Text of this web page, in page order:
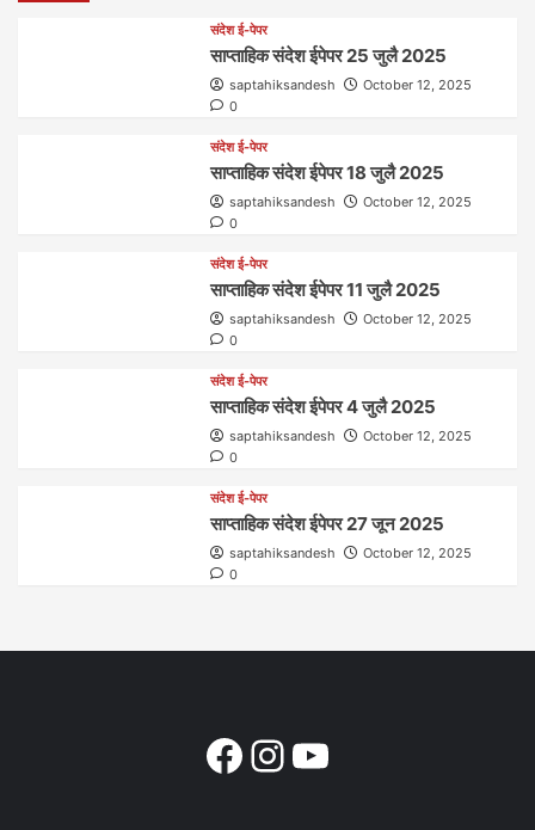
संदेश ई-पेपर
साप्ताहिक संदेश ईपेपर 25 जुलै 2025
saptahiksandesh
October 12, 2025
0
संदेश ई-पेपर
साप्ताहिक संदेश ईपेपर 18 जुलै 2025
saptahiksandesh
October 12, 2025
0
संदेश ई-पेपर
साप्ताहिक संदेश ईपेपर 11 जुलै 2025
saptahiksandesh
October 12, 2025
0
संदेश ई-पेपर
साप्ताहिक संदेश ईपेपर 4 जुलै 2025
saptahiksandesh
October 12, 2025
0
संदेश ई-पेपर
साप्ताहिक संदेश ईपेपर 27 जून 2025
saptahiksandesh
October 12, 2025
0
Facebook
Instagram
YouTube